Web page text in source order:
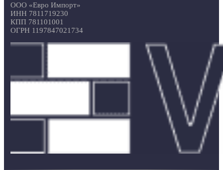
ООО «Евро Импорт»
ИНН 7811719230
КПП 781101001
ОГРН 1197847021734